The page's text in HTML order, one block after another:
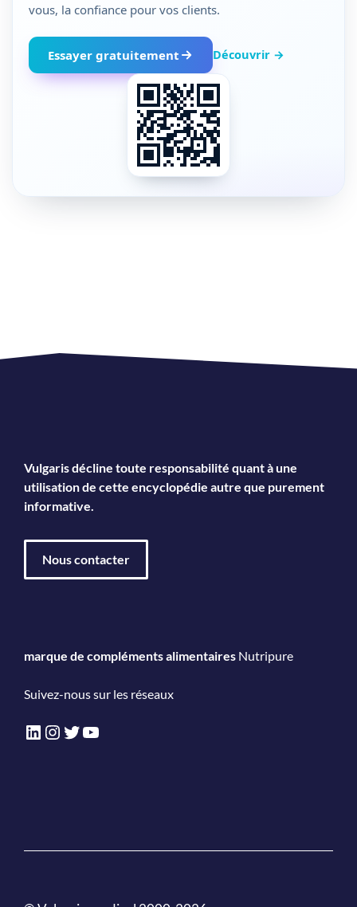
vous, la confiance pour vos clients.
Essayer gratuitement Découvrir →
Vulgaris décline toute responsabilité quant à une
utilisation de cette encyclopédie autre que purement
informative.
Nous contacter
marque de compléments alimentaires Nutripure
Suivez-nous sur les réseaux
LinkedIn
Instagram
Twitter
YouTube